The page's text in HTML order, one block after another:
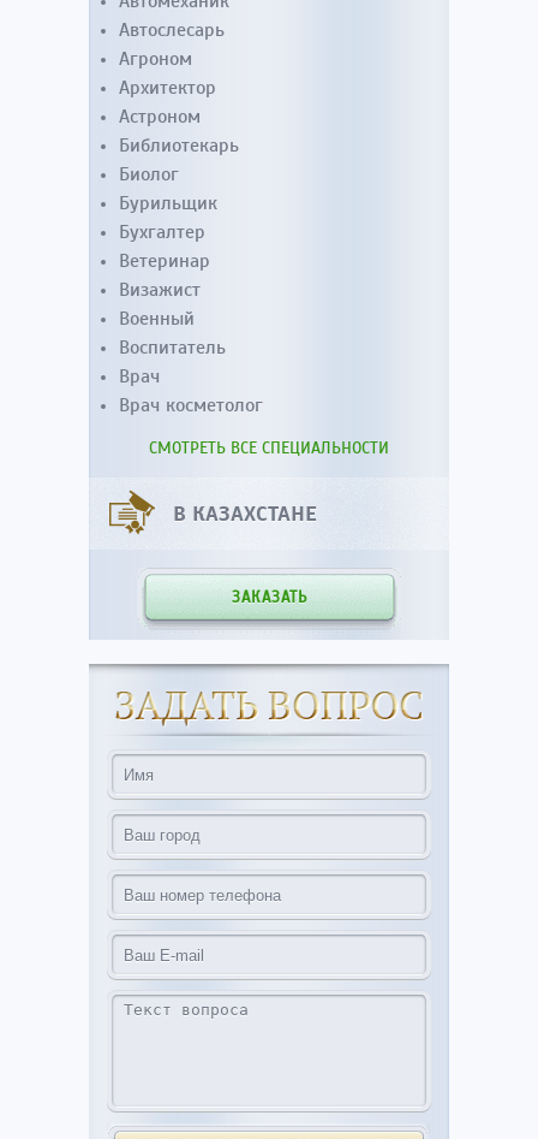
Автослесарь
Агроном
Архитектор
Астроном
Библиотекарь
Биолог
Бурильщик
Бухгалтер
Ветеринар
Визажист
Военный
Воспитатель
Врач
Врач косметолог
СМОТРЕТЬ ВСЕ СПЕЦИАЛЬНОСТИ
В КАЗАХСТАНЕ
ЗАКАЗАТЬ